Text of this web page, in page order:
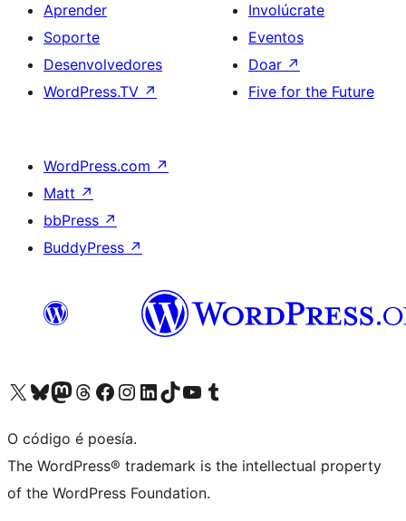
Aprender
Soporte
Desenvolvedores
WordPress.TV ↗
Involúcrate
Eventos
Doar ↗
Five for the Future
WordPress.com ↗
Matt ↗
bbPress ↗
BuddyPress ↗
Visita la cuenta de X (anteriormente Twitter)
Visita a nosa conta de Bluesky
Visita a nosa conta de Mastodon
Visita a nosa conta de Threads
Visita a nosa páxina de Facebook
Visita a nosa conta de Instagram
Visita a nosa conta de LinkedIn
Visita a nosa conta de TikTok
Visita a nosa canle de YouTube
Visita a nosa conta de Tumblr
O código é poesía.
The WordPress® trademark is the intellectual property
of the WordPress Foundation.